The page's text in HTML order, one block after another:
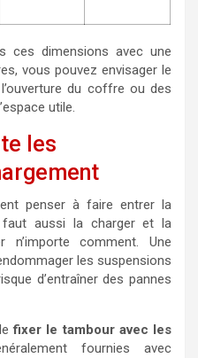
ces dimensions avec une
vous pouvez envisager le
du coffre ou des
utile.
les
penser à faire entrer la
aussi la charger et la
n’importe comment. Une
les suspensions
d’entraîner des pannes
fixer le tambour avec les
fournies avec